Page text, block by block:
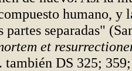
humano, y
separadas"
et
también DS 325;